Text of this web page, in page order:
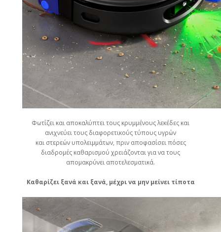
Φωτίζει και αποκαλύπτει τους κρυμμένους λεκέδες και
ανιχνεύει τους διαφορετικούς τύπους υγρών
και στερεών υπολειμμάτων, πριν αποφασίσει πόσες
διαδρομές καθαρισμού χρειάζονται για να τους
απομακρύνει αποτελεσματικά.
Καθαρίζει ξανά και ξανά, μέχρι να μην μείνει τίποτα